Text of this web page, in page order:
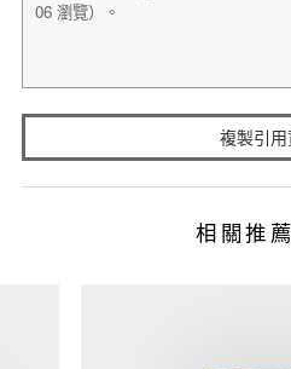
複製引
相關推